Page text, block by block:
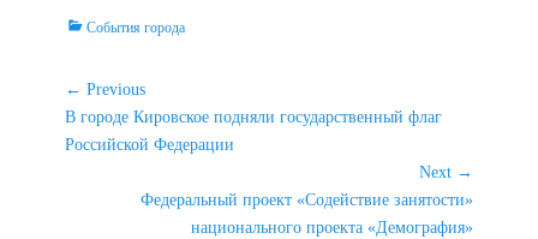
Categories
События города
Навигация
по
записям
← Previous
Previous
post:
В городе Кировское подняли государственный флаг
Российской Федерации
Next →
Федеральный проект «Содействие занятости»
национального проекта «Демография»